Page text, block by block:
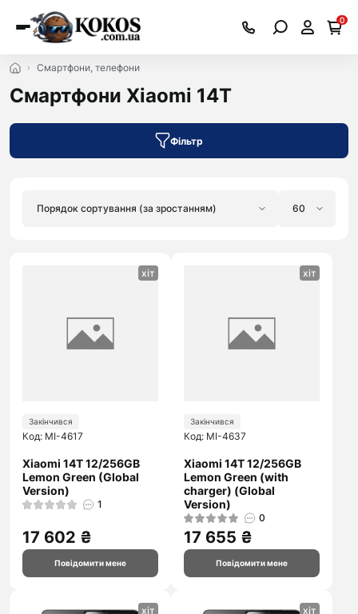
0
Смартфони, телефони
Смартфони Xiaomi 14T
Фільтр
хіт
Закінчився
Код: MI-4617
Xiaomi 14T 12/256GB
Lemon Green (Global
Version)
1
17 602 ₴
Повідомити мене
хіт
Закінчився
Код: MI-4637
Xiaomi 14T 12/256GB
Lemon Green (with
charger) (Global
Version)
0
17 655 ₴
Повідомити мене
хіт хіт